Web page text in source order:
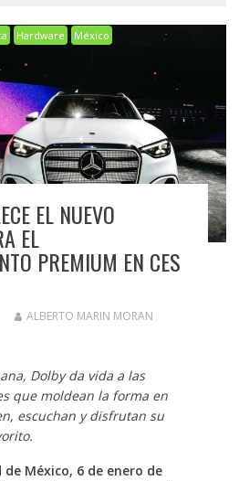
Hardware México
EL NUEVO
EL
PREMIUM EN CES
ALBERTO MARIN MORAN
Dolby da vida a las
que moldean la forma en
escuchan y disfrutan su
de México, 6 de enero de